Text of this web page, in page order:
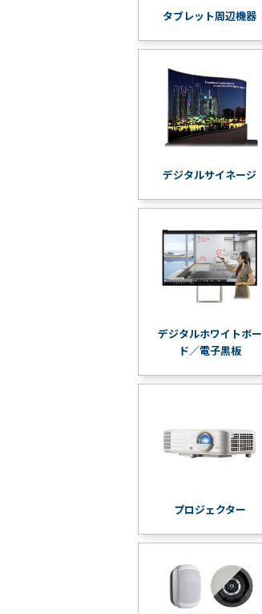
タブレット周辺機器
デジタルサイネージ
デジタルホワイトボー
ド／電子黒板
プロジェクター